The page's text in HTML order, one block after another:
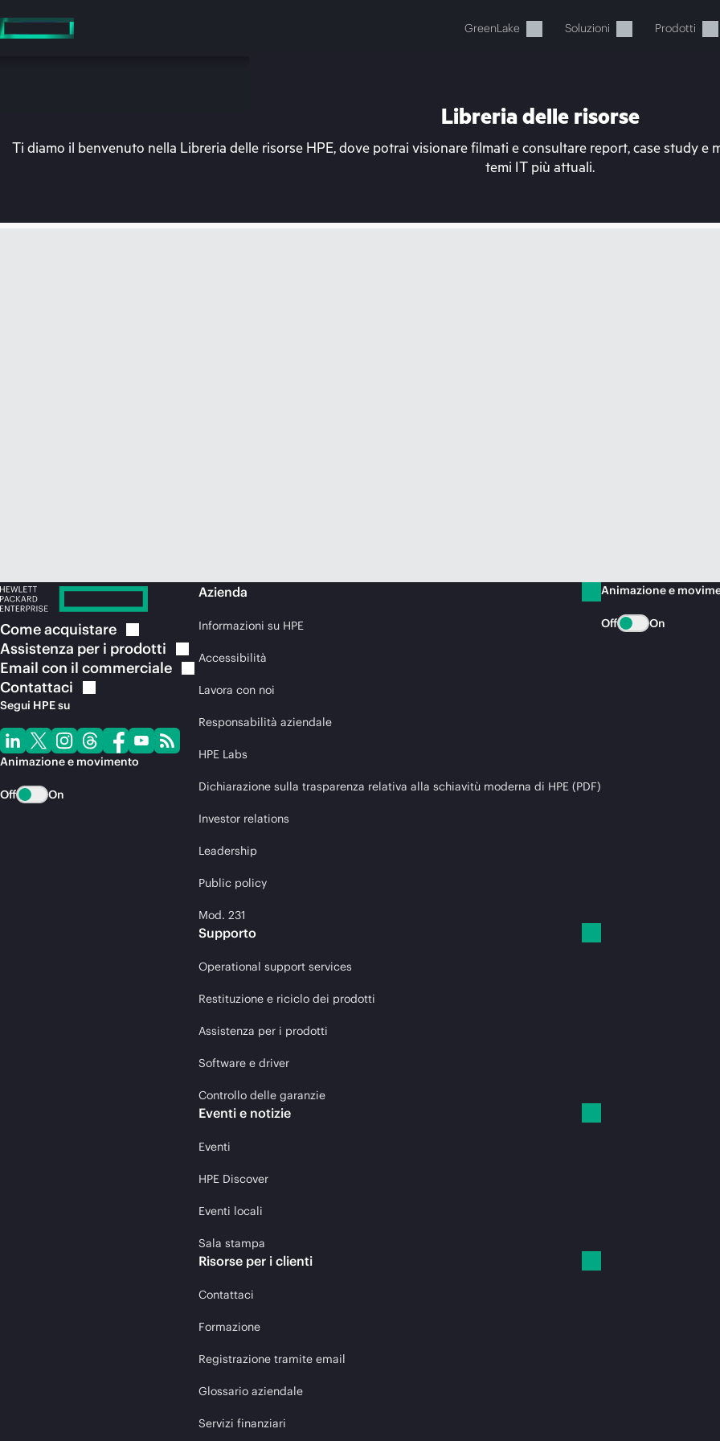
al
contenuto
GreenLake Soluzioni Prodotti
Il carrello è attualmente
Libreria delle risorse
Ti diamo il benvenuto nella Libreria delle risorse HPE, dove potrai visionare filmati e consultare report, case study
temi IT più attuali.
Comeacquistare
Assistenza per i prodotti
Email con il commerciale
Contattaci
Segui HPE su
Animazione e movimento
Off On
Azienda
Informazioni su HPE
Accessibilità
Lavora con noi
Responsabilità aziendale
HPE Labs
Dichiarazione sulla trasparenza relativa alla schiavitù moderna di HPE (PDF)
Investor relations
Leadership
Public policy
Mod. 231
Supporto
Operational support services
Restituzione e riciclo dei prodotti
Assistenza per i prodotti
Software e driver
Controllo delle garanzie
Eventi e notizie
Eventi
HPE Discover
Eventi locali
Sala stampa
Risorse per i clienti
Contattaci
Formazione
Registrazione tramite email
Glossario aziendale
Servizi finanziari
Animazione e
Off On